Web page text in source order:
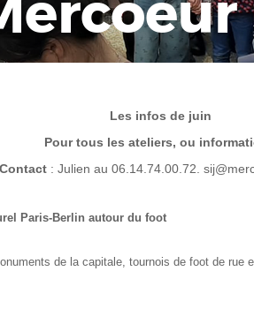
Les infos de juin
Pour tous les ateliers, ou
Contact : Julien au 06.14.74.00.72.
Paris-Berlin autour du foot
de la capitale, tournois de foot de